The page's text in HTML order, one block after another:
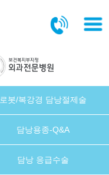
로봇/복강경 담낭절제술
담낭용종-Q&A
담낭 응급수술